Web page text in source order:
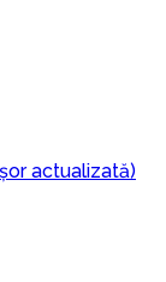
actualizată)